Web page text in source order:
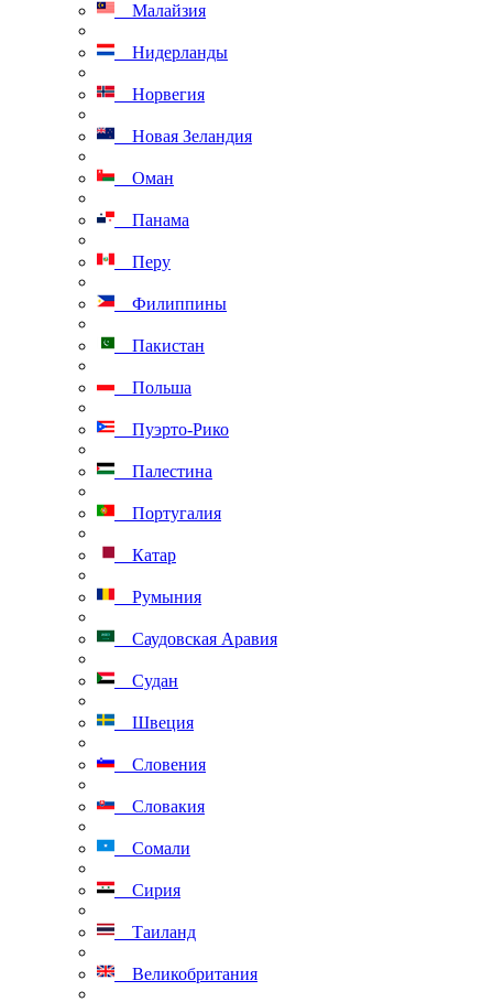
Малайзия
Нидерланды
Норвегия
Новая Зеландия
Оман
Панама
Перу
Филиппины
Пакистан
Польша
Пуэрто-Рико
Палестина
Португалия
Катар
Румыния
Саудовская Аравия
Судан
Швеция
Словения
Словакия
Сомали
Сирия
Таиланд
Великобритания